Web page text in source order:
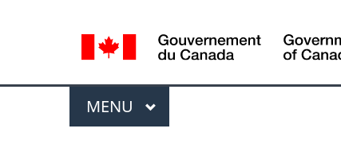
de
la
langue
Menu
MENU PRINCIPAL